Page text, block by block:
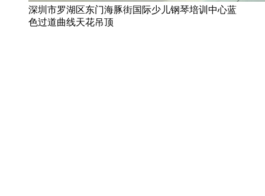
深圳市罗湖区东门海豚街国际少儿钢琴培训中心蓝
色过道曲线天花吊顶